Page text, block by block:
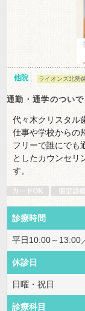
他院 ライオンズ北勢
通勤・通学のつい
代々木クリスタル
仕事や学校からの
フリーで誰にでも
としたカウンセリ
す。
診療時間
平日10:00～13:00
休診日
日曜・祝日
診療科目